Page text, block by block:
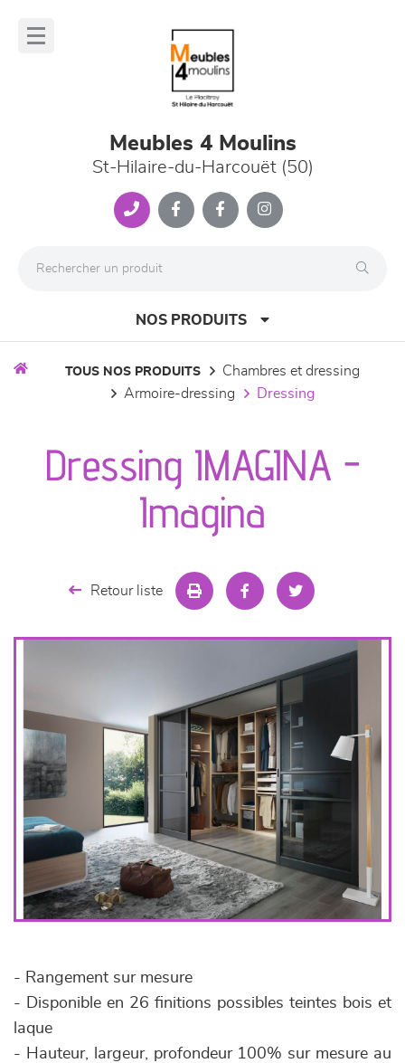
Meubles 4 Moulins
St-Hilaire-du-Harcouët (50)
NOS PRODUITS
séjours
meubles de complément
TOUS NOS PRODUITS
chambres et dressing
armoire-dressing
dressing
Dressing IMAGINA -
Imagina
Retour liste
- Rangement sur mesure
- Disponible en 26 finitions possibles teintes bois et
laque
- Hauteur, largeur, profondeur 100% sur mesure au